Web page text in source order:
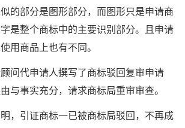
的部分是图形部分，而图形只是申请商
是整个商标中的主要识别部分。且申请
用商品上也有不同。
问代申请人撰写了商标驳回复审申请
与事实充分，请求商标局重审审查。
，引证商标一已被商标局驳回，不再成